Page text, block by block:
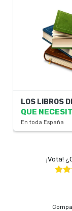
LOS LIBROS
QUE
En toda España
¡Vota!